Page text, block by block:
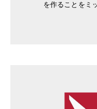
を作ることをミ